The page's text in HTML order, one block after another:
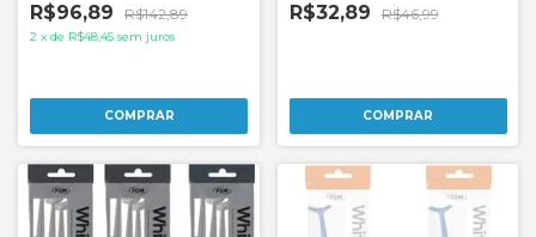
R$96,89 R$142,89
2 x de R$48,45 sem juros
R$32,89 R$46,99